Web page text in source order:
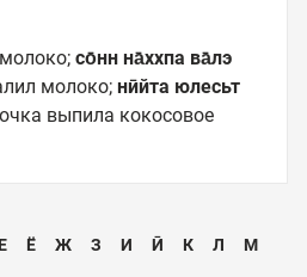
со̄нн на̄ххпа ва̄лэ
молоко; нӣйта юлесьт
выпила кокосовое
Е Ё Ж З И Ӣ К Л М